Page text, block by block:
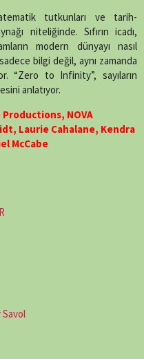
tutkunları ve tarih-
niteliğinde. Sıfırın icadı,
modern dünyayı nasıl
bilgi değil, aynı zamanda
“Zero to Infinity”, sayıların
anlatıyor.
Productions, NOVA
Laurie Cahalane, Kendra
McCabe